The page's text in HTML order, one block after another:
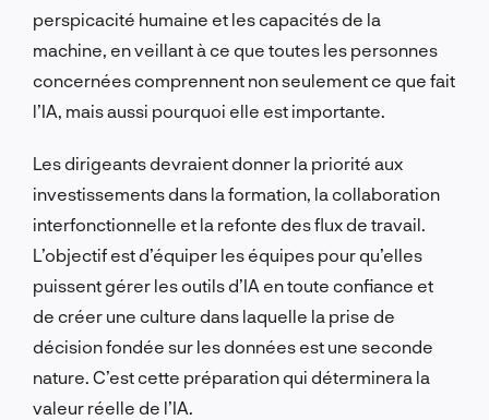
perspicacité humaine et les capacités de la
machine, en veillant à ce que toutes les personnes
concernées comprennent non seulement ce que fait
l’IA, mais aussi pourquoi elle est importante.
Les dirigeants devraient donner la priorité aux
investissements dans la formation, la collaboration
interfonctionnelle et la refonte des flux de travail.
L’objectif est d’équiper les équipes pour qu’elles
puissent gérer les outils d’IA en toute confiance et
de créer une culture dans laquelle la prise de
décision fondée sur les données est une seconde
nature. C’est cette préparation qui déterminera la
valeur réelle de l’IA.